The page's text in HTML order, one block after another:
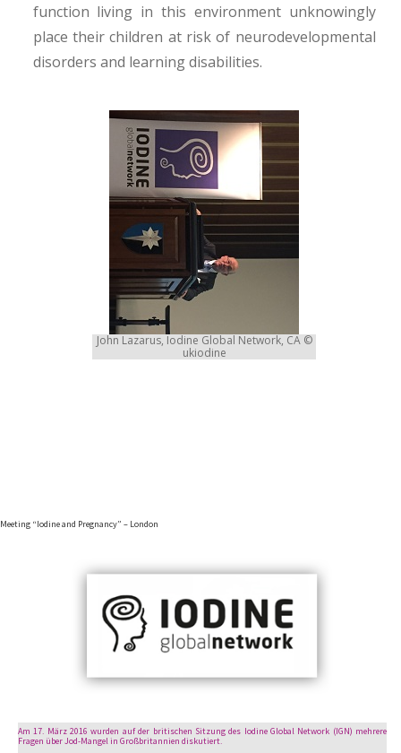
function living in this environment unknowingly
place their children at risk of neurodevelopmental
disorders and learning disabilities.
John Lazarus, Iodine Global Network, CA ©
ukiodine
Meeting “Iodine and Pregnancy” – London
Am 17. März 2016 wurden auf der britischen Sitzung des Iodine Global Network (IGN) mehrere
Fragen über Jod-Mangel in Großbritannien diskutiert.